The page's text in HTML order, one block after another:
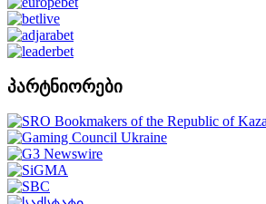
პარტნიორები